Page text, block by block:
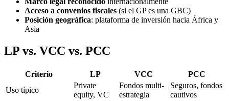
Acceso a convenios fiscales (si el GP es una GBC)
Posición geográfica: plataforma de inversión hacia África y
Asia
LP vs. VCC vs. PCC
Criterio LP VCC
PCC
Uso típico
Private
equity, VC
Fondos multi-
estrategia
Seguros, fondos
cautivos